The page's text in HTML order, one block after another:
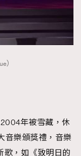
）
年被雪藏，休
音樂頒獎禮，音樂
歌，如《致明日的